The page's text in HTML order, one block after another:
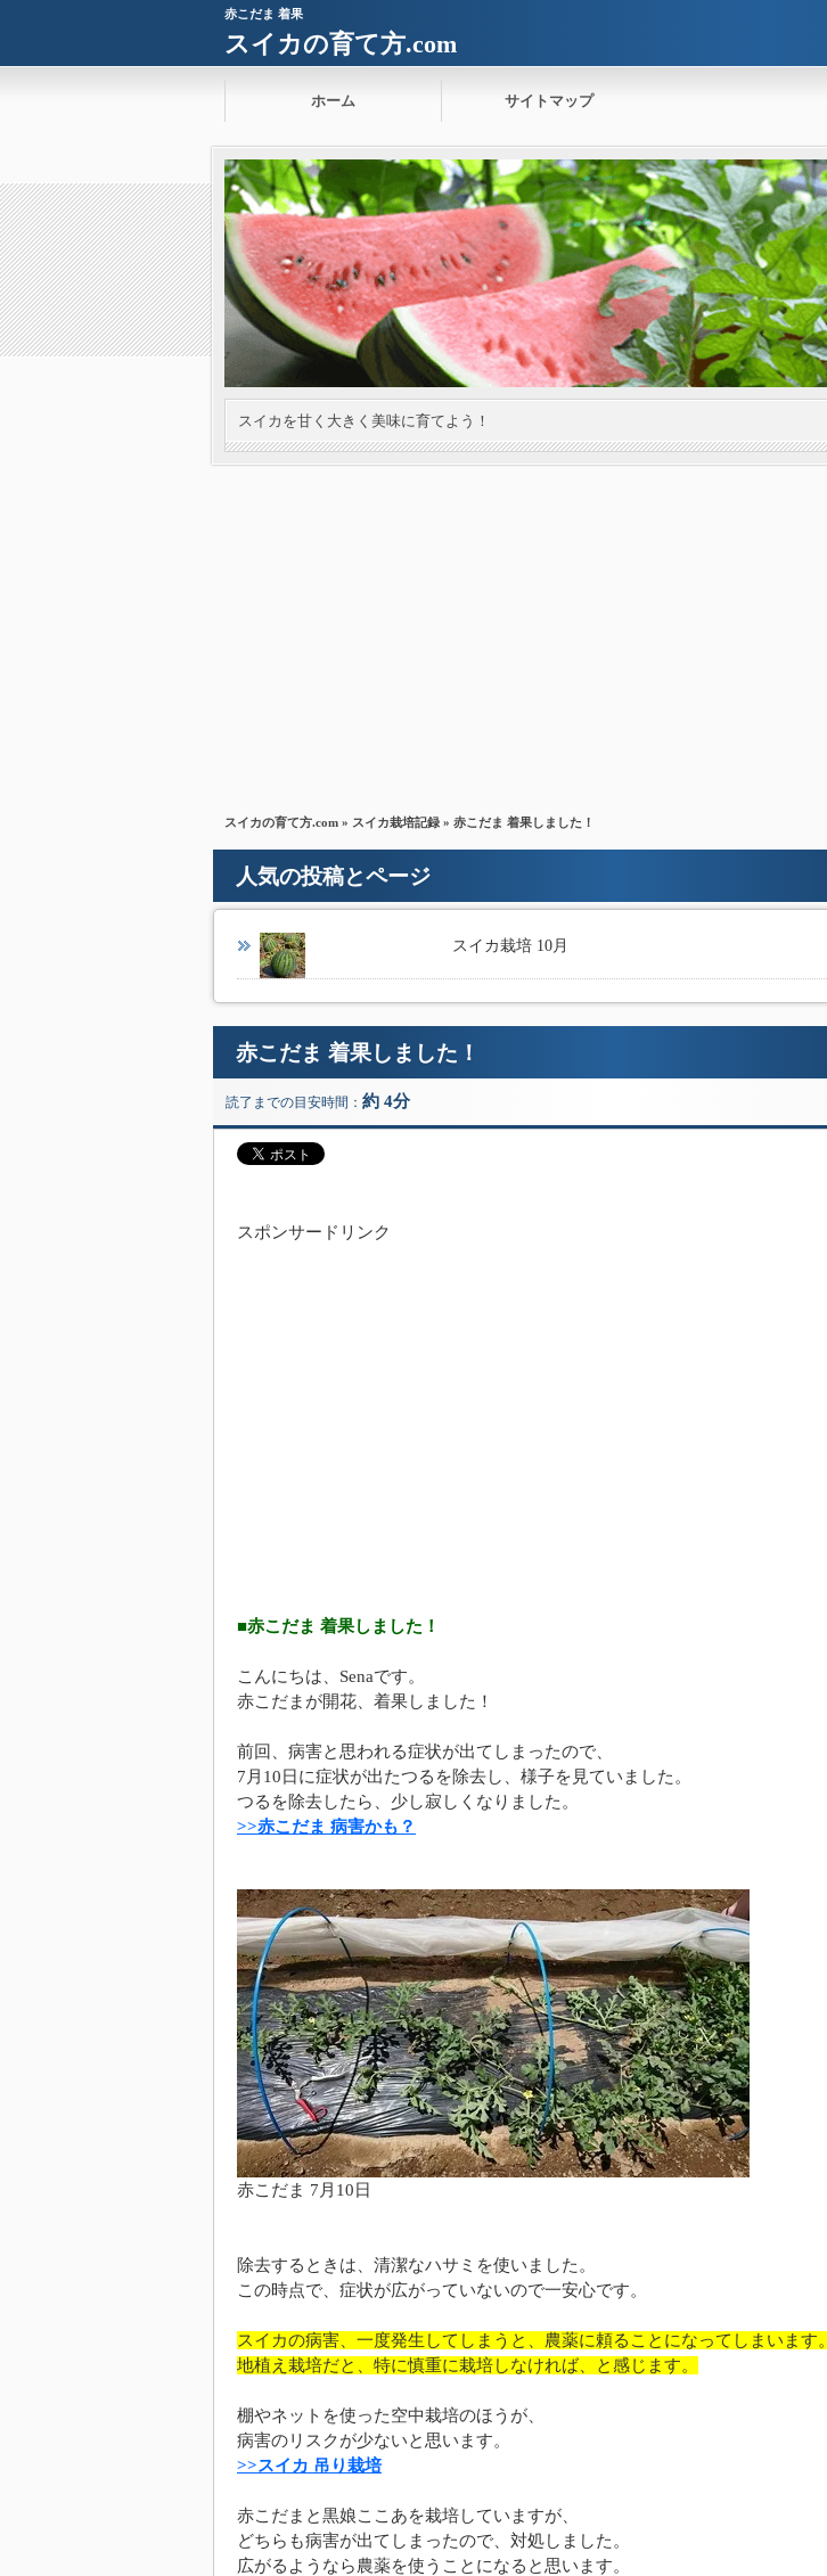
赤こだま 着果
スイカの育て方.com
ホーム サイトマップ
スイカを甘く大きく美味に育てよう！
スイカの育て方.com » スイカ栽培記録 » 赤こだま 着果しました！
人気の投稿とページ
スイカ栽培 10月
赤こだま 着果しました！
読了までの目安時間： 約 4分
スポンサードリンク
■赤こだま 着果しました！
こんにちは、Senaです。
赤こだまが開花、着果しました！
前回、病害と思われる症状が出てしまったので、
7月10日に症状が出たつるを除去し、様子を見ていました。
つるを除去したら、少し寂しくなりました。
>>赤こだま 病害かも？
赤こだま 7月10日
除去するときは、清潔なハサミを使いました。
この時点で、症状が広がっていないので一安心です。
スイカの病害、一度発生してしまうと、農薬に頼ることになってしまいます。
地植え栽培だと、特に慎重に栽培しなければ、と感じます。
棚やネットを使った空中栽培のほうが、
病害のリスクが少ないと思います。
>>スイカ 吊り栽培
赤こだまと黒娘ここあを栽培していますが、
どちらも病害が出てしまったので、対処しました。
広がるようなら農薬を使うことになると思います。